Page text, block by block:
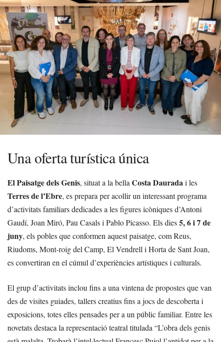
Una oferta turística única
El Paisatge dels Genis, situat a la bella Costa Dauradai les
Terres de l’Ebre, es prepara per acollir un interessant programa
d’activitats familiars dedicades a les figures icòniques d’Antoni
Gaudí, Joan Miró, Pau Casals i Pablo Picasso. Els dies5, 6 i 7 de
juny, els pobles que conformen aquest paisatge, com Reus,
Riudoms, Mont-roig del Camp, El Vendrell i Horta de Sant Joan,
es convertiran en el cúmul d’experiències artístiques i culturals.
El grup d’activitats inclou fins a una vintena de propostes que van
des de visites guiades, tallers creatius fins a jocs de descoberta i
exposicions, totes elles pensades per a un públic familiar. Entre les
novetats destaca la representació teatral titulada “L’obra dels genis